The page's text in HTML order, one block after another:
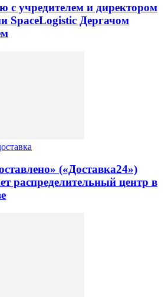
с учредителем и директором
SpaceLogistic Дергачом
(«Доставка24»)
распределительный центр в